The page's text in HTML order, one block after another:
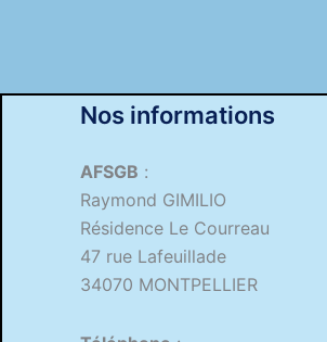
Nos informations
AFSGB :
Raymond GIMILIO
Résidence Le Courreau
47 rue Lafeuillade
34070 MONTPELLIER